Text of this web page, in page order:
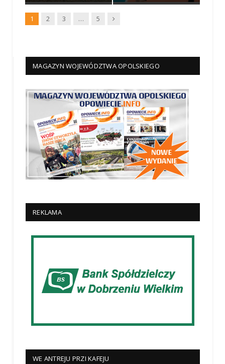
1 2 3 … 5 Dalej
MAGAZYN WOJEWÓDZTWA OPOLSKIEGO
REKLAMA
WE ANTREJU PRZI KAFEJU